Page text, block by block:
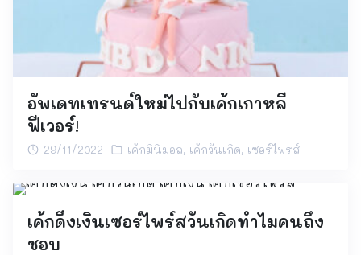
อัพเดทเทรนด์ใหม่ไปกับเค้กเกาหลี
ฟีเวอร์!
29/11/2022 เค้กมินิมอล, เค้กวันเกิด, เซอร์ไพรส์
เค้กดึงเงินเซอร์ไพร์สวันเกิดทำไมคนถึง
ชอบ